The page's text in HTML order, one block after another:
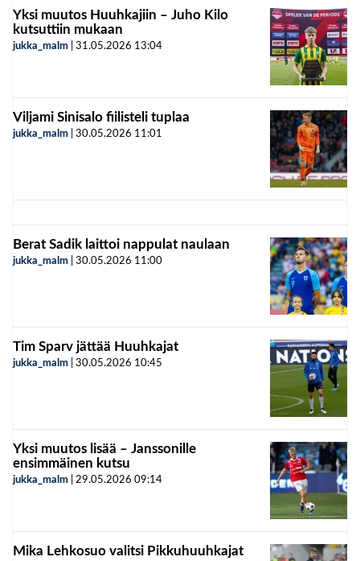
Yksi muutos Huuhkajiin – Juho Kilo
kutsuttiin mukaan
jukka_malm 31.05.2026 13:04
Viljami Sinisalo fiilisteli tuplaa
jukka_malm 30.05.2026 11:01
Berat Sadik laittoi nappulat naulaan
jukka_malm 30.05.2026 11:00
Tim Sparv jättää Huuhkajat
jukka_malm 30.05.2026 10:45
Yksi muutos lisää – Janssonille
ensimmäinen kutsu
jukka_malm 29.05.2026 09:14
Mika Lehkosuo valitsi Pikkuhuuhkajat